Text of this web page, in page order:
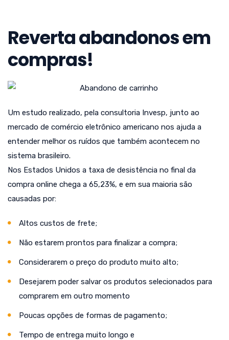
Reverta abandonos em
compras!
Um estudo realizado, pela consultoria Invesp, junto ao
mercado de comércio eletrônico americano nos ajuda a
entender melhor os ruídos que também acontecem no
sistema brasileiro.
Nos Estados Unidos a taxa de desistência no final da
compra online chega a 65,23%, e em sua maioria são
causadas por:
Altos custos de frete;
Não estarem prontos para finalizar a compra;
Considerarem o preço do produto muito alto;
Desejarem poder salvar os produtos selecionados para
comprarem em outro momento
Poucas opções de formas de pagamento;
Tempo de entrega muito longo e